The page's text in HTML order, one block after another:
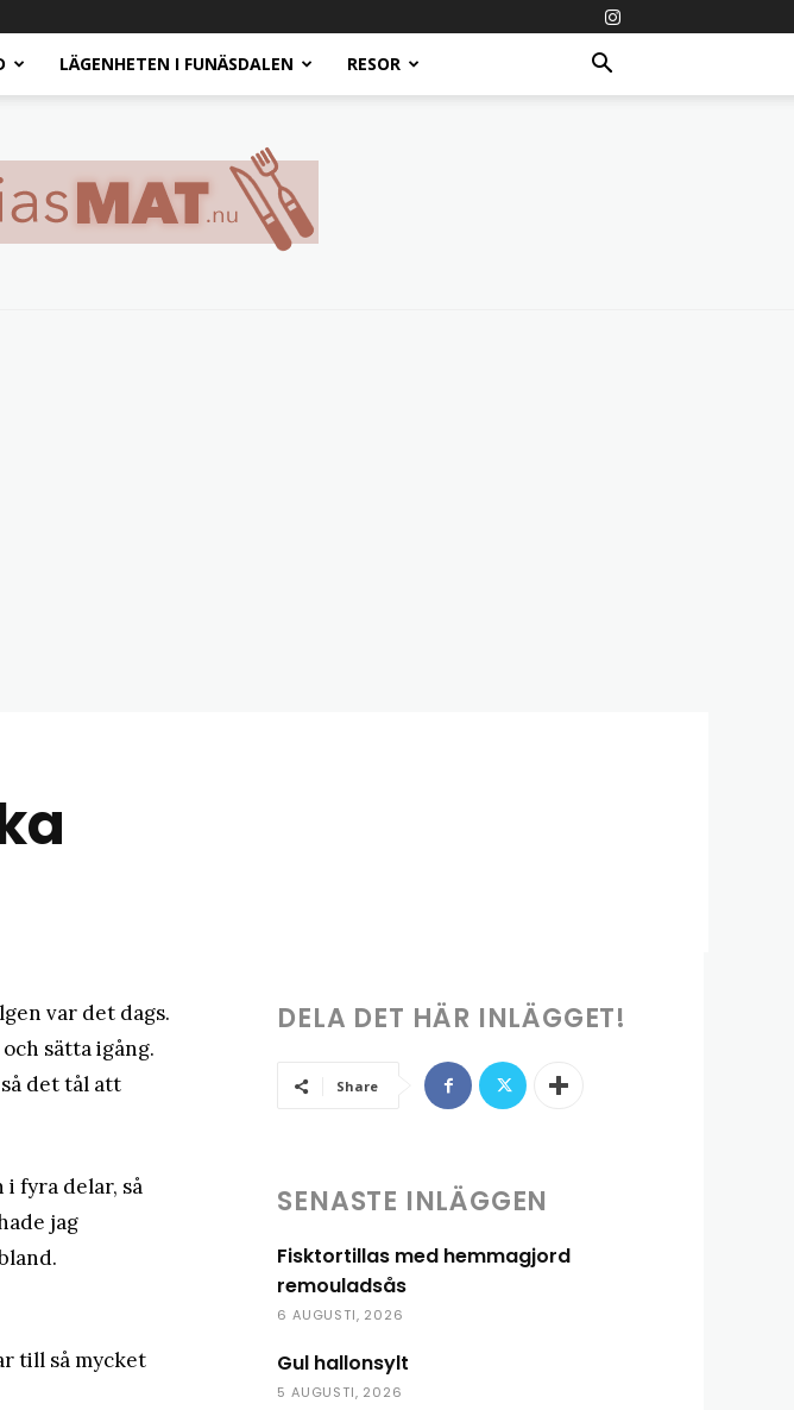
LÄGENHETEN I FUNÄSDALEN RESOR
var det dags.
sätta igång.
det tål att
fyra delar, så
jag
till så mycket
DELA DET HÄR INLÄGGET!
Share
SENASTE INLÄGGEN
Fisktortillas med hemmagjord
remouladsås
6 AUGUSTI, 2026
Gul hallonsylt
5 AUGUSTI, 2026